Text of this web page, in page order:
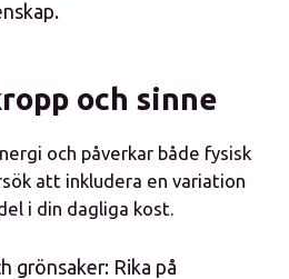
och sinne
och påverkar både fysisk
att inkludera en variation
i din dagliga kost.
grönsaker: Rika på